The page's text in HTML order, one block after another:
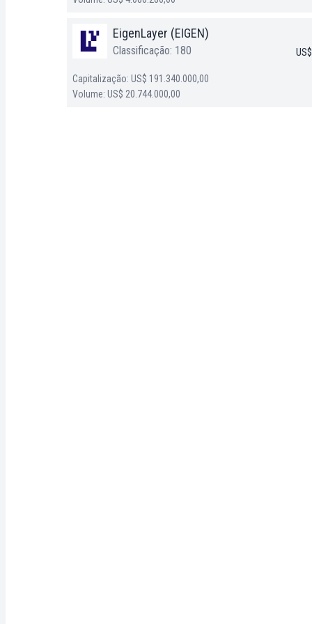
EigenLayer (EIGEN)
Classificação: 180
Capitalização: US$ 191.340.000,00
Volume: US$ 20.744.000,00